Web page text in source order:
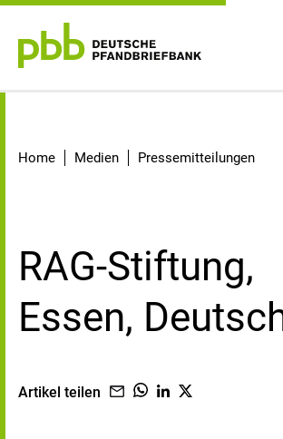
Home Medien Pressemitteilungen
RAG-Stiftung,
Essen,
Artikel teilen